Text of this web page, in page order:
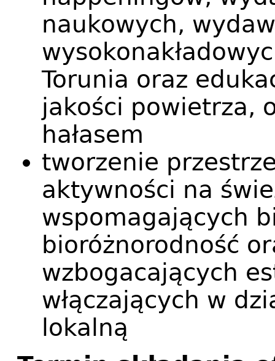
naukowych,
Torunia oraz
jakości powietrza,
hałasem
tworzenie
aktywności na
wspomagających
bioróżnorodność
wzbogacających
włączających w
lokalną